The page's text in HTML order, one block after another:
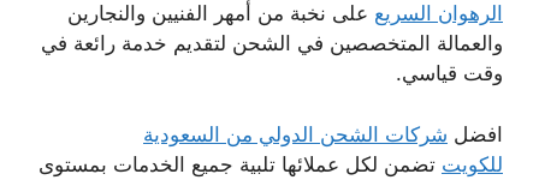
الرهوان السريع على نخبة من أمهر الفنيين والنجارين
والعمالة المتخصصين في الشحن لتقديم خدمة رائعة في
وقت قياسي.
افضل شركات الشحن الدولي من السعودية
للكويت تضمن لكل عملائها تلبية جميع الخدمات بمستوى